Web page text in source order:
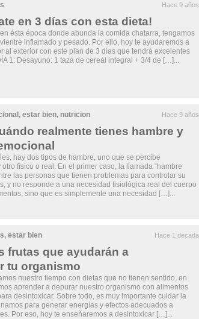
Hace 9 años
en 3 días con esta dieta!
ésta época donde abunda la comida chatarra, tengamos
inflamado y pesado. Por ello, hoy te ayudaremos a
al exterior con este plan de 3 días que tendrá excelentes
1: Desayuno: 1 taza de cereal integral + 3/4 de […]...
, estar bien, nutricion Hace 9 años
realmente tienes hambre y
hay dos tipos de hambre, uno que se percibe
físico o real. En el primer caso, la llamada “hambre
las personas que tienen problemas para controlar su
y no responde a una necesidad fisiológica real del cuerpo
sino que es simplemente una necesidad […]...
, estar bien Hace 1 decada
frutas que ayudarán a
tu organismo
nuestro tiempo con dietas que no tienen sentido, en
aprender a depurar nuestro organismo con alimentos
desintoxicar. Sobre todo, es muy importante cuidar la
para generar energías y efectos adecuados a
Por eso, hoy te enseñaremos a desintoxicar […]...